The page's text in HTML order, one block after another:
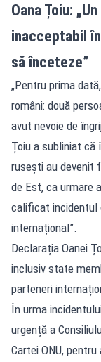
Oana Țoiu:
inacceptabil
să înceteze”
„Pentru prima
români: două
avut nevoie de
Țoiu a subliniat că
rusești au devenit
de Est, ca urmare
calificat incidentul
internațional”.
Declarația Oanei
inclusiv state
parteneri
În urma
urgență a
Cartei ONU,